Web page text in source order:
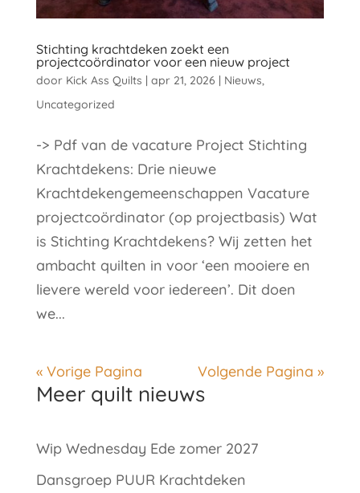
Stichting krachtdeken zoekt een
projectcoördinator voor een nieuw project
door Kick Ass Quilts | apr 21, 2026 | Nieuws
Uncategorized
-> Pdf van de vacature Project Stichting
Krachtdekens: Drie nieuwe
Krachtdekengemeenschappen Vacature
projectcoördinator (op projectbasis) Wat
is Stichting Krachtdekens? Wij zetten het
ambacht quilten in voor ‘een mooiere en
lievere wereld voor iedereen’. Dit doen
we...
« Vorige Pagina Volgende Pagina »
Meer quilt nieuws
Wip Wednesday Ede zomer 2027
Dansgroep PUUR Krachtdeken